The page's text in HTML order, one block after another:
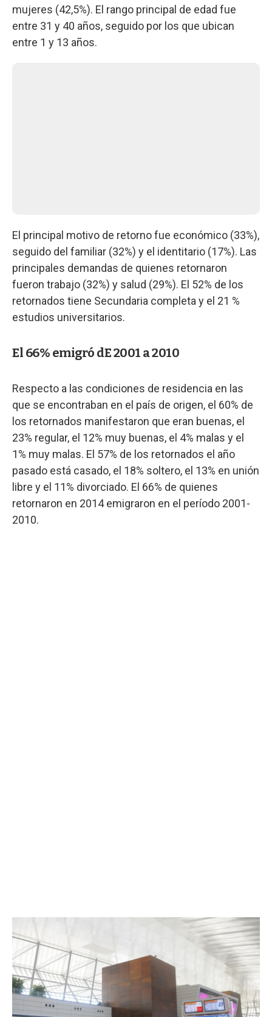
mujeres (42,5%). El rango principal de edad fue
entre 31 y 40 años, seguido por los que ubican
entre 1 y 13 años.
El principal motivo de retorno fue económico (33%),
seguido del familiar (32%) y el identitario (17%). Las
principales demandas de quienes retornaron
fueron trabajo (32%) y salud (29%). El 52% de los
retornados tiene Secundaria completa y el 21 %
estudios universitarios.
El 66% emigró dE 2001 a 2010
Respecto a las condiciones de residencia en las
que se encontraban en el país de origen, el 60% de
los retornados manifestaron que eran buenas, el
23% regular, el 12% muy buenas, el 4% malas y el
1% muy malas. El 57% de los retornados el año
pasado está casado, el 18% soltero, el 13% en unión
libre y el 11% divorciado. El 66% de quienes
retornaron en 2014 emigraron en el período 2001-
2010.